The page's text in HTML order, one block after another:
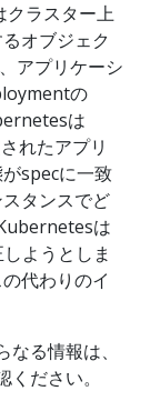
ラスター上
オブジェク
アプリケーシ
の
は
れたアプリ
specに一致
タンスでど
は
ようとしま
代わりのイ
る情報は、
ください。